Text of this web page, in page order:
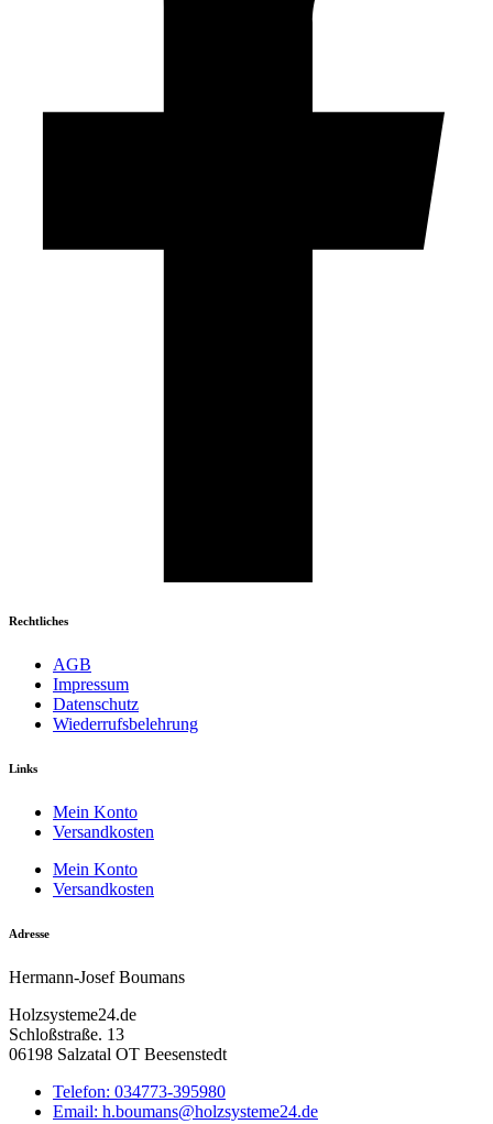
Rechtliches
AGB
Impressum
Datenschutz
Wiederrufsbelehrung
Links
Mein Konto
Versandkosten
Mein Konto
Versandkosten
Adresse
Hermann-Josef Boumans
Holzsysteme24.de
Schloßstraße. 13
06198 Salzatal OT Beesenstedt
Telefon: 034773-395980
Email: h.boumans@holzsysteme24.de